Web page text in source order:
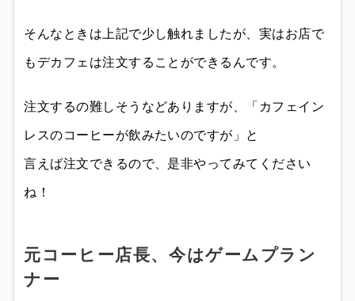
そんなときは上記で少し触れましたが、実はお店で
もデカフェは注文することができるんです。
注文するの難しそうなどありますが、「カフェイン
レスのコーヒーが飲みたいのですが」と
言えば注文できるので、是非やってみてください
ね！
元コーヒー店長、今はゲームプラン
ナー